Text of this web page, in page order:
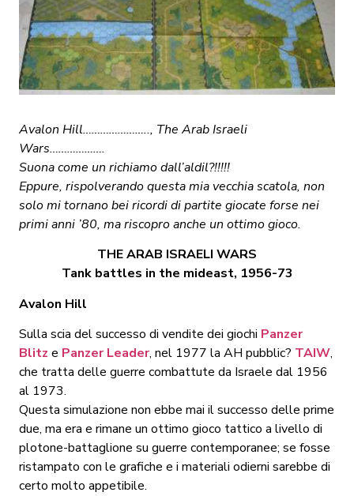
Avalon Hill………………….., The Arab Israeli
Wars……………….
Suona come un richiamo dall’aldil?!!!!!
Eppure, rispolverando questa mia vecchia scatola, non
solo mi tornano bei ricordi di partite giocate forse nei
primi anni ’80, ma riscopro anche un ottimo gioco.
THE ARAB ISRAELI WARS
Tank battles in the mideast, 1956-73
Avalon Hill
Sulla scia del successo di vendite dei giochi Panzer
Blitz e Panzer Leader, nel 1977 la AH pubblic? TAIW,
che tratta delle guerre combattute da Israele dal 1956
al 1973.
Questa simulazione non ebbe mai il successo delle prime
due, ma era e rimane un ottimo gioco tattico a livello di
plotone-battaglione su guerre contemporanee; se fosse
ristampato con le grafiche e i materiali odierni sarebbe di
certo molto appetibile.